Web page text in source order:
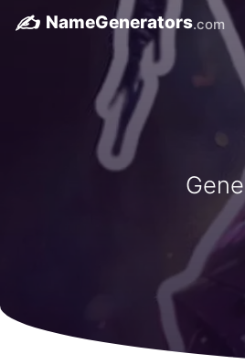
✍️ NameGenerators.com